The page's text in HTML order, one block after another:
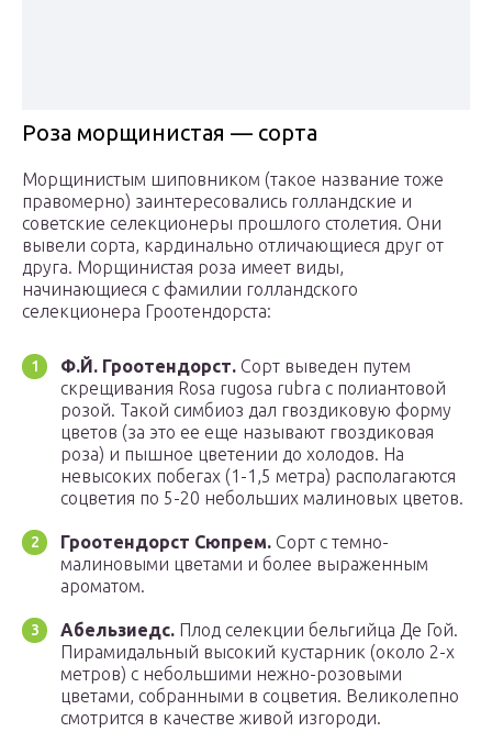
Роза морщинистая — сорта
Морщинистым шиповником (такое название тоже
правомерно) заинтересовались голландские и
советские селекционеры прошлого столетия. Они
вывели сорта, кардинально отличающиеся друг от
друга. Морщинистая роза имеет виды,
начинающиеся с фамилии голландского
селекционера Гроотендорста:
Ф.Й. Гроотендорст. Сорт выведен путем
скрещивания Rosa rugosa rubra с полиантовой
розой. Такой симбиоз дал гвоздиковую форму
цветов (за это ее еще называют гвоздиковая
роза) и пышное цветении до холодов. На
невысоких побегах (1-1,5 метра) располагаются
соцветия по 5-20 небольших малиновых цветов.
Гроотендорст Сюпрем. Сорт с темно-
малиновыми цветами и более выраженным
ароматом.
Абельзиедс. Плод селекции бельгийца Де Гой.
Пирамидальный высокий кустарник (около 2-х
метров) с небольшими нежно-розовыми
цветами, собранными в соцветия. Великолепно
смотрится в качестве живой изгороди.